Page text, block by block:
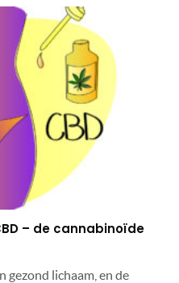
– de cannabinoïde
gezond lichaam, en de